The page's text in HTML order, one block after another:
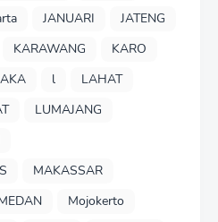
JANUARI
JATENG
KARAWANG
KARO
l
LAHAT
LUMAJANG
MAKASSAR
Mojokerto